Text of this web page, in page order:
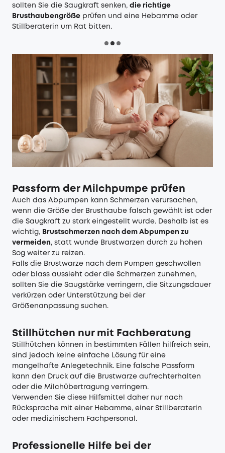
sollten Sie die Saugkraft senken, die richtige
Brusthaubengröße prüfen und eine Hebamme oder
Stillberaterin um Rat bitten.
Passform der Milchpumpe prüfen
Auch das Abpumpen kann Schmerzen verursachen,
wenn die Größe der Brusthaube falsch gewählt ist oder
die Saugkraft zu stark eingestellt wurde. Deshalb ist es
wichtig, Brustschmerzen nach dem Abpumpen zu
vermeiden, statt wunde Brustwarzen durch zu hohen
Sog weiter zu reizen.
Falls die Brustwarze nach dem Pumpen geschwollen
oder blass aussieht oder die Schmerzen zunehmen,
sollten Sie die Saugstärke verringern, die Sitzungsdauer
verkürzen oder Unterstützung bei der
Größenanpassung suchen.
Stillhütchen nur mit Fachberatung
Stillhütchen können in bestimmten Fällen hilfreich sein,
sind jedoch keine einfache Lösung für eine
mangelhafte Anlegetechnik. Eine falsche Passform
kann den Druck auf die Brustwarze aufrechterhalten
oder die Milchübertragung verringern.
Verwenden Sie diese Hilfsmittel daher nur nach
Rücksprache mit einer Hebamme, einer Stillberaterin
oder medizinischem Fachpersonal.
Professionelle Hilfe bei der